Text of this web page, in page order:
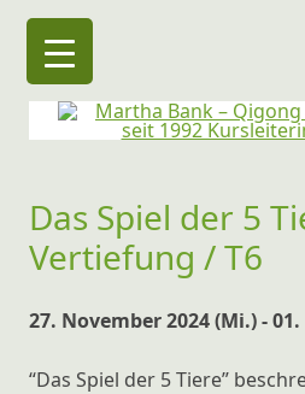
Martha Bank – Qigong
seit 1992 Kursleiterin für Qigong
Das Spiel der 5
Vertiefung / T6
27. November 2024 (Mi.) -
“Das Spiel der 5 Tiere”